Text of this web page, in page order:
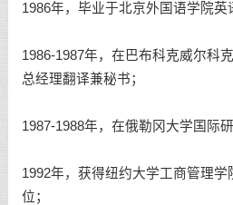
1986年，毕业于北京外国语学院英
1986-1987年，在巴布科克威尔科
总经理翻译兼秘书；
1987-1988年，在俄勒冈大学国际
1992年，获得纽约大学工商管理
位；